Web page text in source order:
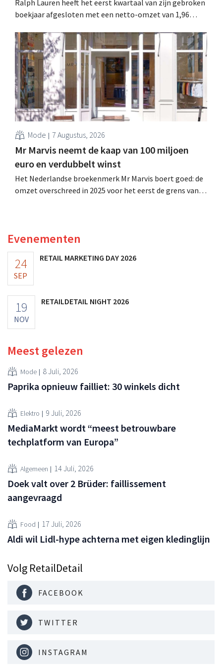
Ralph Lauren heeft het eerst kwartaal van zijn gebroken
boekjaar afgesloten met een netto-omzet van 1,96
is dan een jaar eerder. Na die beter dan verwachte start
verhoogt het bedrijf ook zijn vooruitzichten voor het
volledige boekjaar.
Mode 7 Augustus, 2026
Mr Marvis neemt de kaap van 100 miljoen
euro en verdubbelt winst
Het Nederlandse broekenmerk Mr Marvis boert goed: de
omzet overschreed in 2025 voor het eerst de grens van
Evenementen
24
SEP
RETAIL MARKETING DAY 2026
19
NOV
RETAILDETAIL NIGHT 2026
Meest gelezen
Mode 8 Juli, 2026
Paprika opnieuw failliet: 30 winkels dicht
Elektro 9 Juli, 2026
MediaMarkt wordt “meest betrouwbare
techplatform van Europa”
Algemeen 14 Juli, 2026
Doek valt over 2 Brüder: faillissement
aangevraagd
Food 17 Juli, 2026
Aldi wil Lidl-hype achterna met eigen kledinglijn
Volg RetailDetail
FACEBOOK
TWITTER
INSTAGRAM